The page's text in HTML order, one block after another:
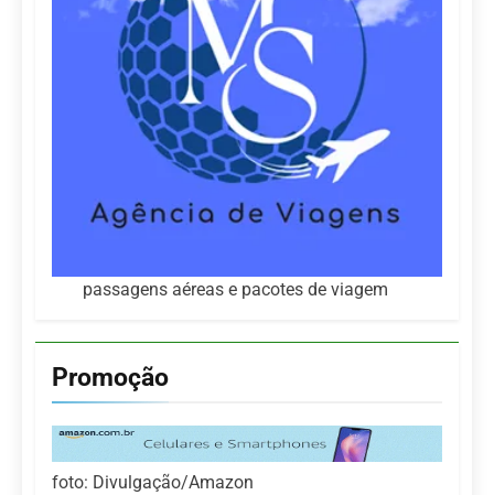
passagens aéreas e pacotes de viagem
Promoção
foto: Divulgação/Amazon